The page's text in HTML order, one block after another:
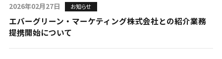
2026年02月27日 お知らせ
エバーグリーン・マーケティング株式会社との紹介業務
提携開始について